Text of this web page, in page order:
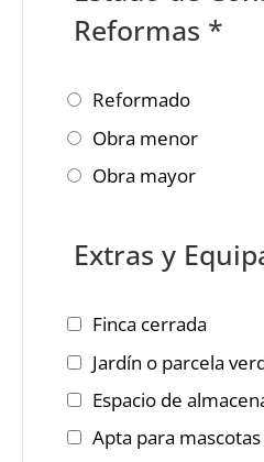
Reformas *
Reformado
Obra menor
Obra mayor
Extras y
Finca cerrada
Jardín o parcela
Espacio de
Apta para mascotas